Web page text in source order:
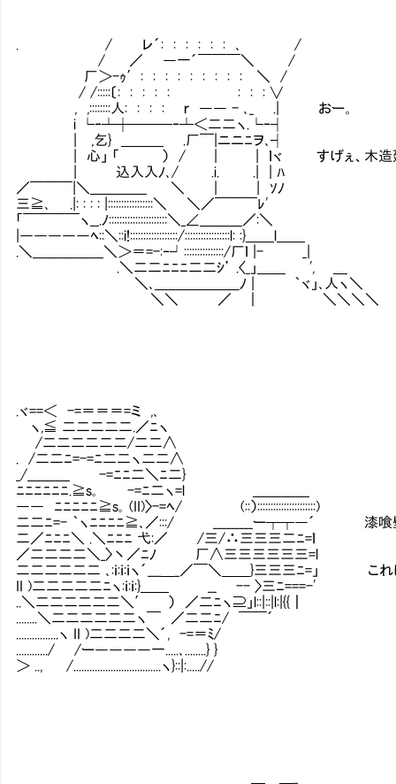
. / レ´: : : : : : ､ /
/ ／ ―一´￣￣￣＼ /
厂＞-ｩ′: : : : : : : : : ＼ /
/ /:::::〔: : : : : : : : ∨
, ,::::::::人: : : : ｒ ―― - ､_ .| おー。
i └‐┴┼───‐┴＜二二ヽ.└‐┤
| ,乞} ＿＿＿ .厂￣|ニニﾆヲ､┤
| 心」 「ⅣⅣⅣ） / | | ｌヾ すげぇ、木造建築な
| 込入入ﾉ､/ .i. .| | ﾊ
／￣￣￣|＼＿＿＿＿ ＼ | | ｿﾉ
三≧､ .|: : : : |:::::::::::::::::＼ ＼／￣￣￣ﾚ'
「￣￣￣￣ヽ__.ﾉ::::::::::::::::::::::＼_∠＿＿＿／:＼
|―――――ﾍ::＼::i!::::::::::::::::::/:::::::::::::::::l: :}＿＿l＿＿
.＼＿＿＿＿＿＼＞＝=-:‐┘:::::::::::::::/厂ｌ |- _|
.＼二二ﾆﾆﾆ二二ｼ’ .〈_」＿＿ ', ＿
＼､＿＿＿＿＿＿ﾉ | ｀ヾ」､人ヽ＼
＼＼ ／ ｜ ＼＼＼＼
.ヾ==＜ -=＝＝＝=ミ ,､
ヽ,≦ 二二二二二.／ﾆヽ
/二二二二二二/二二∧
. /二二ﾆ=-=ﾆ二二ヽ二二∧
_/＿＿＿ -=ﾆﾆ二＼ﾆ二}
ﾆﾆﾆﾆﾆﾆ.≧s｡ -=ﾆ二ヽ=l ＿＿＿＿
―― ﾆﾆﾆﾆﾆ≧s｡ (II)〉-=ﾍ/ (::）::::::::::::::::::::::)
二二ﾆ=- ｀ヽﾆﾆﾆﾆ≧､／:::/ _________ー┬┬―´ 漆喰壁
二／ﾆﾆﾆ＼ .＼ﾆﾆﾆ 弋:／ /三/∴三三三二ﾆ=ｌ
／二二二二＼_〉丶／ﾆﾉ 厂∧三三三三三三=l
二二二二二二 ､:ｉ:ｉ:ｉヽ´___＿_／￣＼＿＿}三三三ﾆ=」
II )二二二二二ﾆヽ:ｉ:ｉ:}＿＿ __ -- 〉三ﾆ===-'
..＼二二二二二二＼′ ） ／二ﾆヽ⊇」l::|::|l:|{{┃
........＼二二二二二二ヽ￣ ／二二ﾆ/ ￣￣´
................ヽ II )二二二二＼´, -=＝ﾐ/
............/ /ー――――一.....､........} }
＞ .., /.................................ヽ}::|:.....//